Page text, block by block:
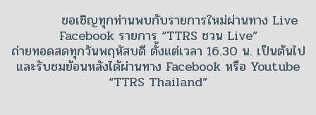
ขอเชิญทุกท่านพบกับรายการใหม่ผ่านทาง Live
Facebook รายการ “TTRS ชวน Live”
ถ่ายทอดสดทุกวันพฤหัสบดี ตั้งแต่เวลา 16.30 น. เป็นต้นไป
และรับชมย้อนหลังได้ผ่านทาง Facebook หรือ Youtube
“TTRS Thailand”